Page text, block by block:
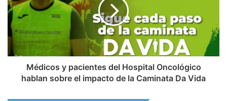
Médicos y pacientes del Hospital Oncológico
hablan sobre el impacto de la Caminata Da Vida